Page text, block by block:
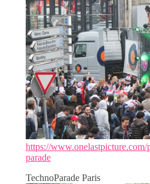
https://
parade
TechnoParade Paris